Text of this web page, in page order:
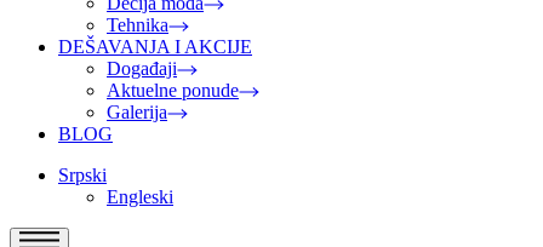
Tehnika
DEŠAVANJA I AKCIJE
Događaji
Aktuelne ponude
Galerija
BLOG
Srpski
Engleski